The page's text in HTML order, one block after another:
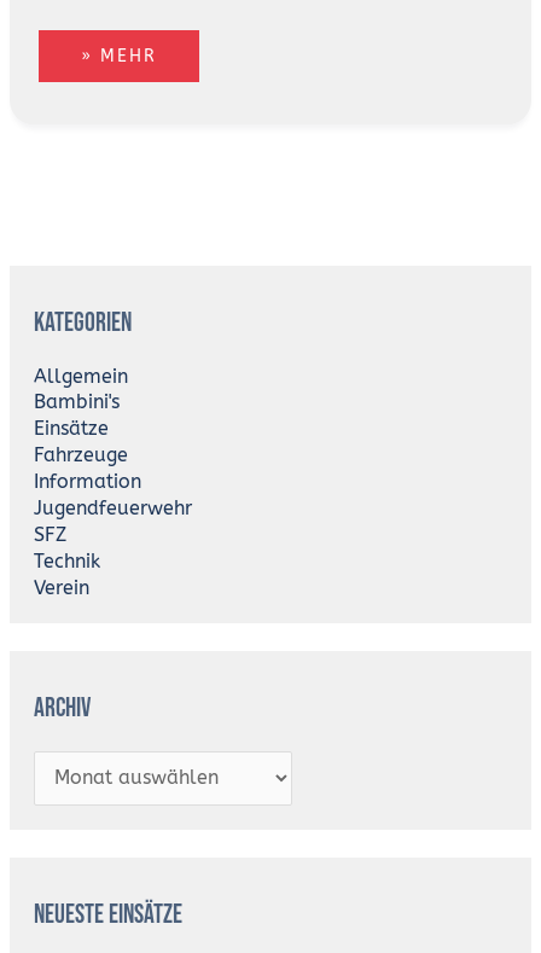
» MEHR
Kategorien
Allgemein
Bambini's
Einsätze
Fahrzeuge
Information
Jugendfeuerwehr
SFZ
Technik
Verein
Archiv
c
v
Neueste Einsätze